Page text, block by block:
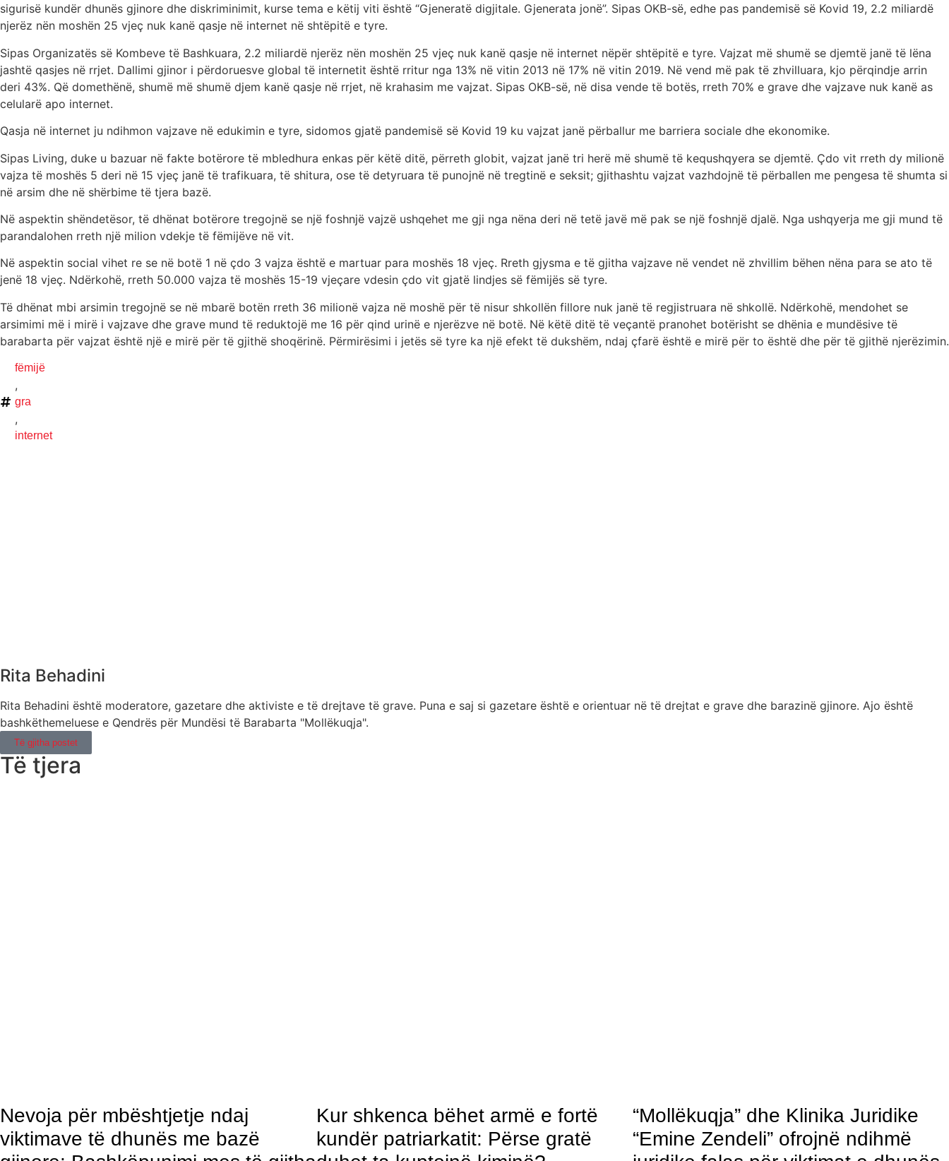
sigurisë kundër dhunës gjinore dhe diskriminimit, kurse tema e këtij viti është “Gjeneratë digjitale. Gjenerata jonë”. Sipas OKB-së, edhe pas pandemisë së Kovid 19, 2.2 miliardë
njerëz nën moshën 25 vjeç nuk kanë qasje në internet në shtëpitë e tyre.
Sipas Organizatës së Kombeve të Bashkuara, 2.2 miliardë njerëz nën moshën 25 vjeç nuk kanë qasje në internet nëpër shtëpitë e tyre. Vajzat më shumë se djemtë janë të lëna
jashtë qasjes në rrjet. Dallimi gjinor i përdoruesve global të internetit është rritur nga 13% në vitin 2013 në 17% në vitin 2019. Në vend më pak të zhvilluara, kjo përqindje arrin
deri 43%. Që domethënë, shumë më shumë djem kanë qasje në rrjet, në krahasim me vajzat. Sipas OKB-së, në disa vende të botës, rreth 70% e grave dhe vajzave nuk kanë as
celularë apo internet.
Qasja në internet ju ndihmon vajzave në edukimin e tyre, sidomos gjatë pandemisë së Kovid 19 ku vajzat janë përballur me barriera sociale dhe ekonomike.
Sipas Living, duke u bazuar në fakte botërore të mbledhura enkas për këtë ditë, përreth globit, vajzat janë tri herë më shumë të kequshqyera se djemtë. Çdo vit rreth dy milionë
vajza të moshës 5 deri në 15 vjeç janë të trafikuara, të shitura, ose të detyruara të punojnë në tregtinë e seksit; gjithashtu vajzat vazhdojnë të përballen me pengesa të shumta si
në arsim dhe në shërbime të tjera bazë.
Në aspektin shëndetësor, të dhënat botërore tregojnë se një foshnjë vajzë ushqehet me gji nga nëna deri në tetë javë më pak se një foshnjë djalë. Nga ushqyerja me gji mund të
parandalohen rreth një milion vdekje të fëmijëve në vit.
Në aspektin social vihet re se në botë 1 në çdo 3 vajza është e martuar para moshës 18 vjeç. Rreth gjysma e të gjitha vajzave në vendet në zhvillim bëhen nëna para se ato të
jenë 18 vjeç. Ndërkohë, rreth 50.000 vajza të moshës 15-19 vjeçare vdesin çdo vit gjatë lindjes së fëmijës së tyre.
Të dhënat mbi arsimin tregojnë se në mbarë botën rreth 36 milionë vajza në moshë për të nisur shkollën fillore nuk janë të regjistruara në shkollë. Ndërkohë, mendohet se
arsimimi më i mirë i vajzave dhe grave mund të reduktojë me 16 për qind urinë e njerëzve në botë. Në këtë ditë të veçantë pranohet botërisht se dhënia e mundësive të
barabarta për vajzat është një e mirë për të gjithë shoqërinë. Përmirësimi i jetës së tyre ka një efekt të dukshëm, ndaj çfarë është e mirë për to është dhe për të gjithë njerëzimin.
fëmijë
,
gra
,
internet
Rita Behadini
Rita Behadini është moderatore, gazetare dhe aktiviste e të drejtave të grave. Puna e saj si gazetare është e orientuar në të drejtat e grave dhe barazinë gjinore. Ajo është
bashkëthemeluese e Qendrës për Mundësi të Barabarta "Mollëkuqja".
Të gjitha postet
Të tjera
Nevoja për mbështjetje ndaj
viktimave të dhunës me bazë
Kur shkenca bëhet armë e fortë
kundër patriarkatit: Përse gratë
“Mollëkuqja” dhe Klinika Juridike
“Emine Zendeli” ofrojnë ndihmë